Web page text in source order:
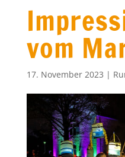
vom
17. November 2023 |